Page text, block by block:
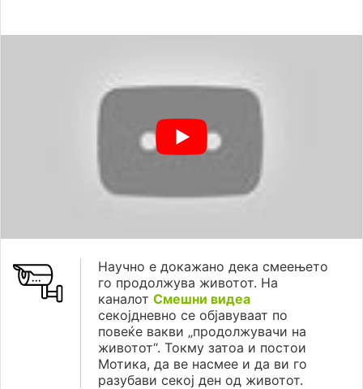
Научно е докажано дека смеењето
го продолжува животот. На
каналот Смешни видеа
секојдневно се објавуваат по
повеќе вакви „продолжувачи на
животот“. Токму затоа и постои
Мотика, да ве насмее и да ви го
разубави секој ден од животот.